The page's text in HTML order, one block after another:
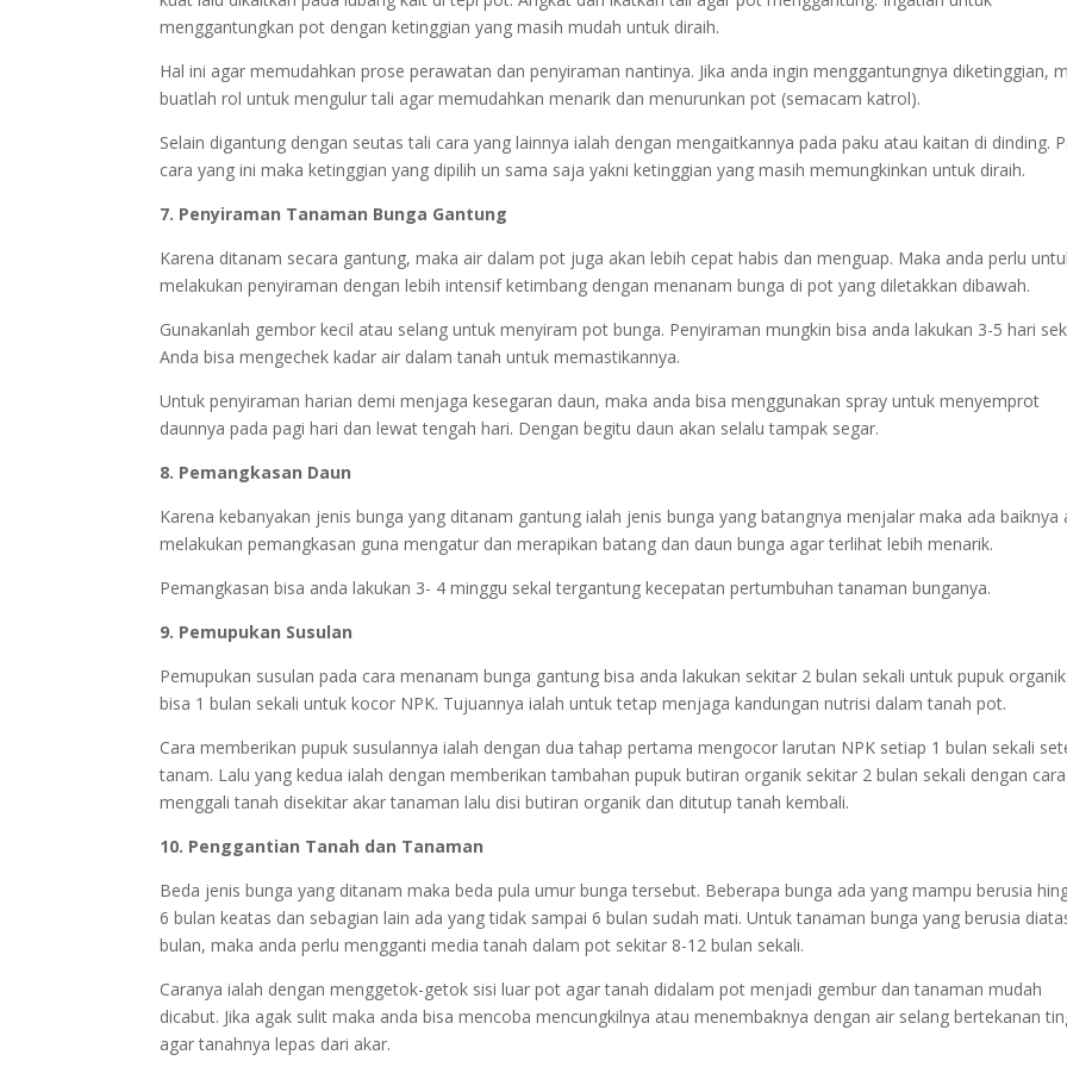
menggantungkan pot dengan ketinggian yang masih mudah untuk diraih.
Hal ini agar memudahkan prose perawatan dan penyiraman nantinya. Jika anda ingin menggantungnya diketinggian,
buatlah rol untuk mengulur tali agar memudahkan menarik dan menurunkan pot (semacam katrol).
Selain digantung dengan seutas tali cara yang lainnya ialah dengan mengaitkannya pada paku atau kaitan di dinding.
cara yang ini maka ketinggian yang dipilih un sama saja yakni ketinggian yang masih memungkinkan untuk diraih.
7. Penyiraman Tanaman Bunga Gantung
Karena ditanam secara gantung, maka air dalam pot juga akan lebih cepat habis dan menguap. Maka anda perlu
melakukan penyiraman dengan lebih intensif ketimbang dengan menanam bunga di pot yang diletakkan dibawah.
Gunakanlah gembor kecil atau selang untuk menyiram pot bunga. Penyiraman mungkin bisa anda lakukan 3-5 hari
Anda bisa mengechek kadar air dalam tanah untuk memastikannya.
Untuk penyiraman harian demi menjaga kesegaran daun, maka anda bisa menggunakan spray untuk menyemprot
daunnya pada pagi hari dan lewat tengah hari. Dengan begitu daun akan selalu tampak segar.
8. Pemangkasan Daun
Karena kebanyakan jenis bunga yang ditanam gantung ialah jenis bunga yang batangnya menjalar maka ada baiknya
melakukan pemangkasan guna mengatur dan merapikan batang dan daun bunga agar terlihat lebih menarik.
Pemangkasan bisa anda lakukan 3- 4 minggu sekal tergantung kecepatan pertumbuhan tanaman bunganya.
9. Pemupukan Susulan
Pemupukan susulan pada cara menanam bunga gantung bisa anda lakukan sekitar 2 bulan sekali untuk pupuk
bisa 1 bulan sekali untuk kocor NPK. Tujuannya ialah untuk tetap menjaga kandungan nutrisi dalam tanah pot.
Cara memberikan pupuk susulannya ialah dengan dua tahap pertama mengocor larutan NPK setiap 1 bulan sekali
tanam. Lalu yang kedua ialah dengan memberikan tambahan pupuk butiran organik sekitar 2 bulan sekali dengan cara
menggali tanah disekitar akar tanaman lalu disi butiran organik dan ditutup tanah kembali.
10. Penggantian Tanah dan Tanaman
Beda jenis bunga yang ditanam maka beda pula umur bunga tersebut. Beberapa bunga ada yang mampu berusia
6 bulan keatas dan sebagian lain ada yang tidak sampai 6 bulan sudah mati. Untuk tanaman bunga yang berusia
bulan, maka anda perlu mengganti media tanah dalam pot sekitar 8-12 bulan sekali.
Caranya ialah dengan menggetok-getok sisi luar pot agar tanah didalam pot menjadi gembur dan tanaman mudah
dicabut. Jika agak sulit maka anda bisa mencoba mencungkilnya atau menembaknya dengan air selang bertekanan
agar tanahnya lepas dari akar.